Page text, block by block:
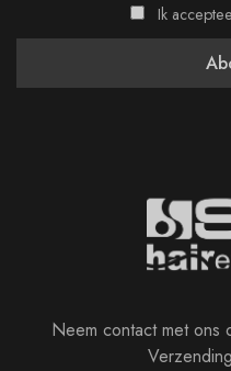
Ik
Neem contact met ons